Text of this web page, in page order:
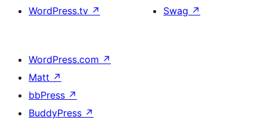
WordPress.tv ↗
Swag ↗
WordPress.com ↗
Matt ↗
bbPress ↗
BuddyPress ↗